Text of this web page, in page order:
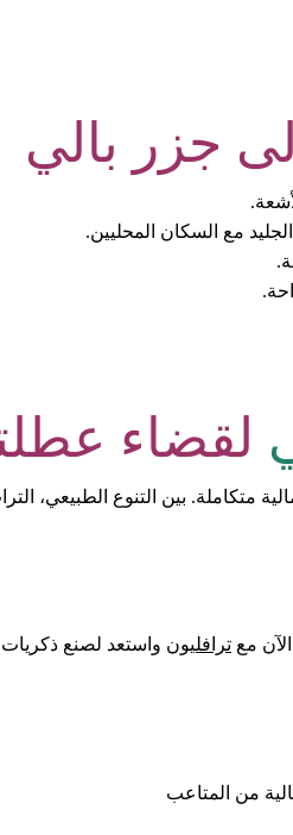
جزر بالي
مع السكان المحليين.
لقضاء
بين التنوع الطبيعي،
مع ترافليون واستعد لصنع
من المتاعب